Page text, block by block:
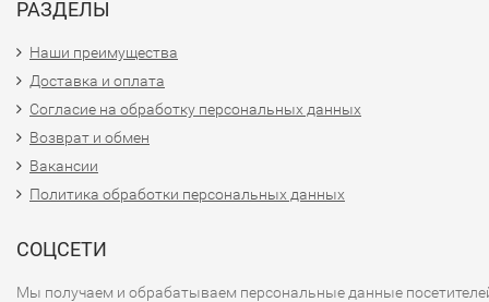
РАЗДЕЛЫ
Наши преимущества
Доставка и оплата
Согласие на обработку персональных данных
Возврат и обмен
Вакансии
Политика обработки персональных данных
СОЦСЕТИ
Мы получаем и обрабатываем персональные данные